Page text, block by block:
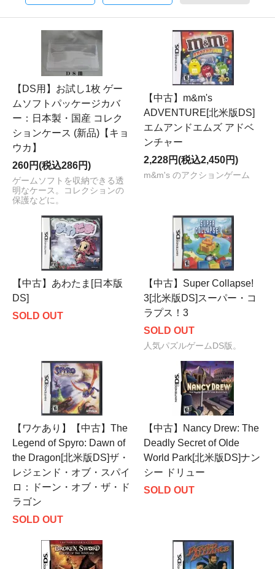
【DS用】お試し1枚 ゲー
ムソフトパッケージカバ
ー：日本製・国産 コレク
ションケース (新品)【キョ
ウカ】
260円(税込286円)
ゲームソフトを収納できる透
明なケース。コレクションの
保護などに。
【中古】m&m's
ADVENTURE[北米版DS]
エムアンドエムズ アドベ
ンチャー
2,228円(税込2,450円)
m&m's のアクションゲーム
【中古】あわたま[日本版
DS]
SOLD OUT
【中古】Super Collapse!
3[北米版DS]スーパー・コ
ラプス！3
SOLD OUT
人気パズルゲームDS版。
【ワケあり】【中古】The
Legend of Spyro: Dawn of
the Dragon[北米版DS]ザ・
レジェンド・オブ・スパイ
ロ：ドーン・オブ・ザ・ド
ラゴン
SOLD OUT
【中古】Nancy Drew: The
Deadly Secret of Olde
World Park[北米版DS]ナン
シー ドリュー
SOLD OUT